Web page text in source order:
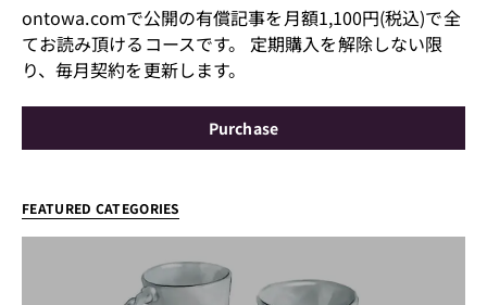
ontowa.comで公開の有償記事を月額1,100円(税込)で全
てお読み頂けるコースです。 定期購入を解除しない限
り、毎月契約を更新します。
Purchase
FEATURED CATEGORIES